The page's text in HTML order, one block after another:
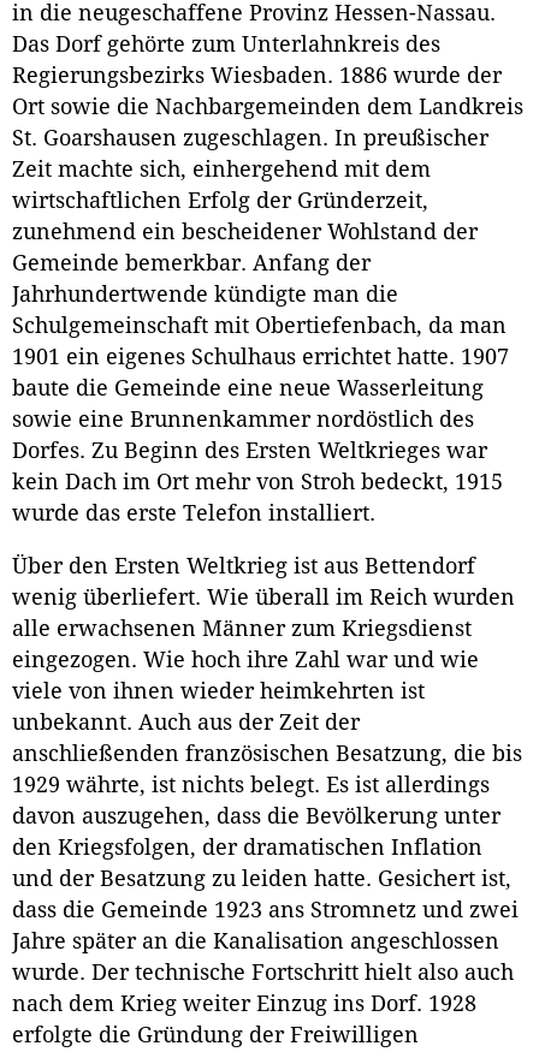
in die neugeschaffene Provinz Hessen-Nassau.
Das Dorf gehörte zum Unterlahnkreis des
Regierungsbezirks Wiesbaden. 1886 wurde der
Ort sowie die Nachbargemeinden dem Landkreis
St. Goarshausen zugeschlagen. In preußischer
Zeit machte sich, einhergehend mit dem
wirtschaftlichen Erfolg der Gründerzeit,
zunehmend ein bescheidener Wohlstand der
Gemeinde bemerkbar. Anfang der
Jahrhundertwende kündigte man die
Schulgemeinschaft mit Obertiefenbach, da man
1901 ein eigenes Schulhaus errichtet hatte. 1907
baute die Gemeinde eine neue Wasserleitung
sowie eine Brunnenkammer nordöstlich des
Dorfes. Zu Beginn des Ersten Weltkrieges war
kein Dach im Ort mehr von Stroh bedeckt, 1915
wurde das erste Telefon installiert.
Über den Ersten Weltkrieg ist aus Bettendorf
wenig überliefert. Wie überall im Reich wurden
alle erwachsenen Männer zum Kriegsdienst
eingezogen. Wie hoch ihre Zahl war und wie
viele von ihnen wieder heimkehrten ist
unbekannt. Auch aus der Zeit der
anschließenden französischen Besatzung, die bis
1929 währte, ist nichts belegt. Es ist allerdings
davon auszugehen, dass die Bevölkerung unter
den Kriegsfolgen, der dramatischen Inflation
und der Besatzung zu leiden hatte. Gesichert ist,
dass die Gemeinde 1923 ans Stromnetz und zwei
Jahre später an die Kanalisation angeschlossen
wurde. Der technische Fortschritt hielt also auch
nach dem Krieg weiter Einzug ins Dorf. 1928
erfolgte die Gründung der Freiwilligen